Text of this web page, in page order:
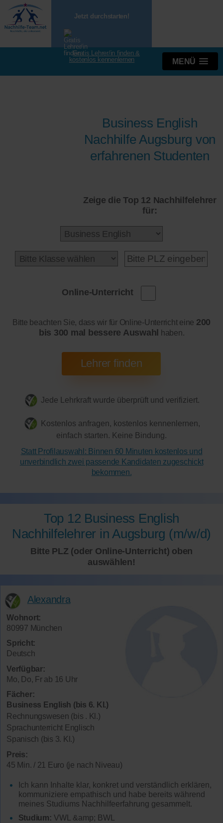
Jetzt durchstarten!
Gratis Lehrer/in finden &
kostenlos kennenlernen
MENÜ
Business English
Nachhilfe Augsburg von
erfahrenen Studenten
Zeige die Top 12 Nachhilfelehrer
für:
Online-Unterricht
Bitte beachten Sie, dass wir für Online-Unterricht eine 200
bis 300 mal bessere Auswahl haben.
Jede Lehrkraft wurde überprüft und verifiziert.
Kostenlos anfragen, kostenlos kennenlernen,
einfach starten. Keine Bindung.
Statt Profilauswahl: Binnen 60 Minuten kostenlos und
unverbindlich zwei passende Kandidaten zugeschickt
bekommen.
Top 12 Business English
Nachhilfelehrer in Augsburg (m/w/d)
Bitte PLZ (oder Online-Unterricht) oben
auswählen!
Alexandra
Wohnort:
80997 München
Spricht:
Deutsch
Verfügbar:
Mo, Do, Fr ab 16 Uhr
Fächer:
Business English (bis 6. Kl.)
Rechnungswesen (bis . Kl.)
Sprachunterricht Englisch
Spanisch (bis 3. Kl.)
Preis:
45 Min. / 21 Euro (je nach Niveau)
Ich kann Inhalte klar, konkret und verständlich erklären,
kommuniziere empathisch und habe bereits während
meines Studiums Nachhilfeerfahrung gesammelt.
Studium: VWL &amp; BWL